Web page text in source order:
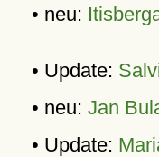
• neu:
• Update:
• neu: Jan
• Update: